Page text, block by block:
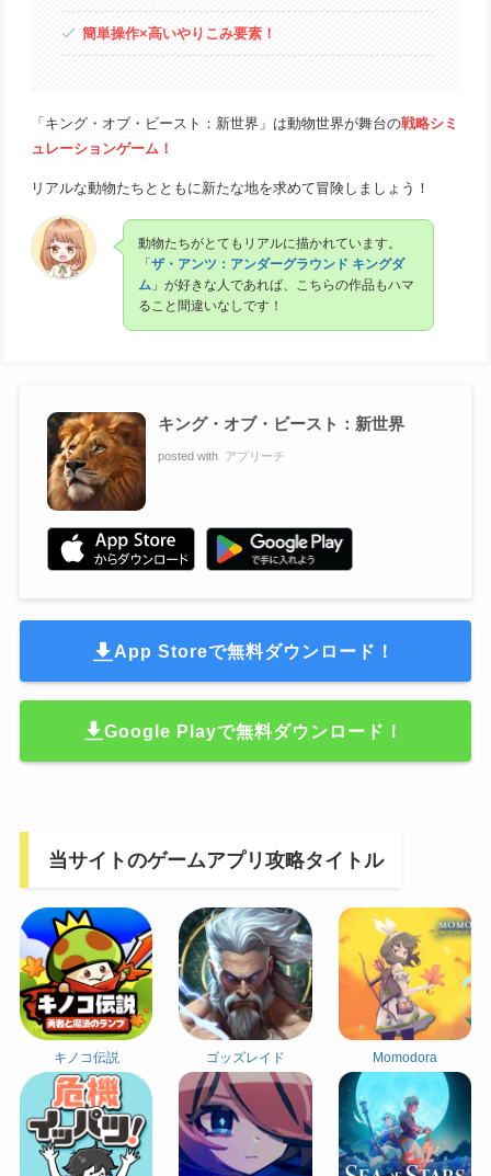
簡単操作×高いやりこみ要素！
「キング・オブ・ビースト：新世界」は動物世界が舞台の戦略シミ
ュレーションゲーム！
リアルな動物たちとともに新たな地を求めて冒険しましょう！
動物たちがとてもリアルに描かれています。
「 ザ・アンツ：アンダーグラウンド キングダ
ム」が好きな人であれば、こちらの作品もハマ
ること間違いなしです！
キング・オブ・ビースト：新世界
posted with アプリーチ
App Storeで無料ダウンロード！
Google Playで無料ダウンロード！
当サイトのゲームアプリ攻略タイトル
キノコ伝説 ゴッズレイド Momodora